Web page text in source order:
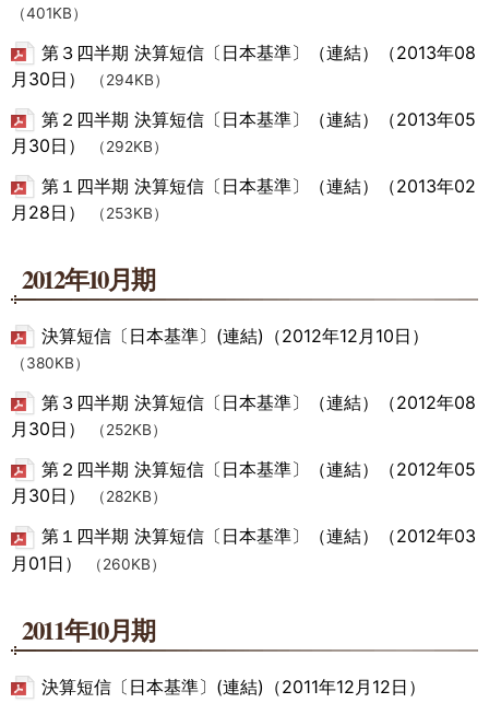
（401KB）
第３四半期 決算短信〔日本基準〕（連結）（2013年08
月30日）
（294KB）
第２四半期 決算短信〔日本基準〕（連結）（2013年05
月30日）
（292KB）
第１四半期 決算短信〔日本基準〕（連結）（2013年02
月28日）
（253KB）
2012年10月期
決算短信〔日本基準〕(連結)（2012年12月10日）
（380KB）
第３四半期 決算短信〔日本基準〕（連結）（2012年08
月30日）
（252KB）
第２四半期 決算短信〔日本基準〕（連結）（2012年05
月30日）
（282KB）
第１四半期 決算短信〔日本基準〕（連結）（2012年03
月01日）
（260KB）
2011年10月期
決算短信〔日本基準〕(連結)（2011年12月12日）